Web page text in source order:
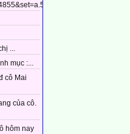
...
mục :...
cô Mai
của cô.
hôm nay